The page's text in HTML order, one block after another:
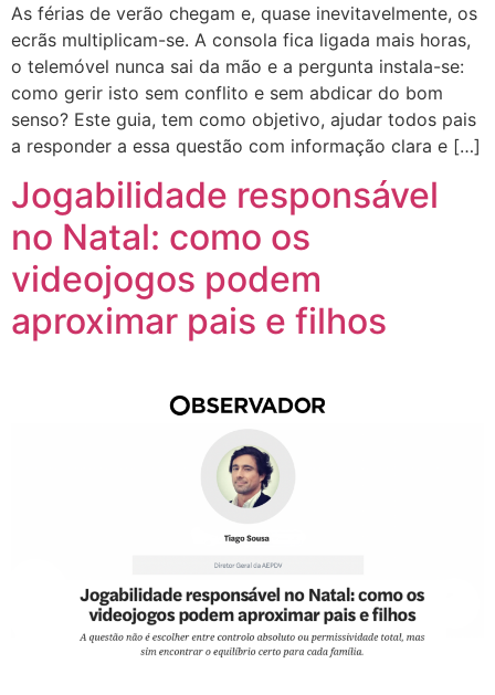
As férias de verão chegam e, quase inevitavelmente, os
ecrãs multiplicam-se. A consola fica ligada mais horas,
o telemóvel nunca sai da mão e a pergunta instala-se:
como gerir isto sem conflito e sem abdicar do bom
senso? Este guia, tem como objetivo, ajudar todos pais
a responder a essa questão com informação clara e […]
Jogabilidade responsável
no Natal: como os
videojogos podem
aproximar pais e filhos